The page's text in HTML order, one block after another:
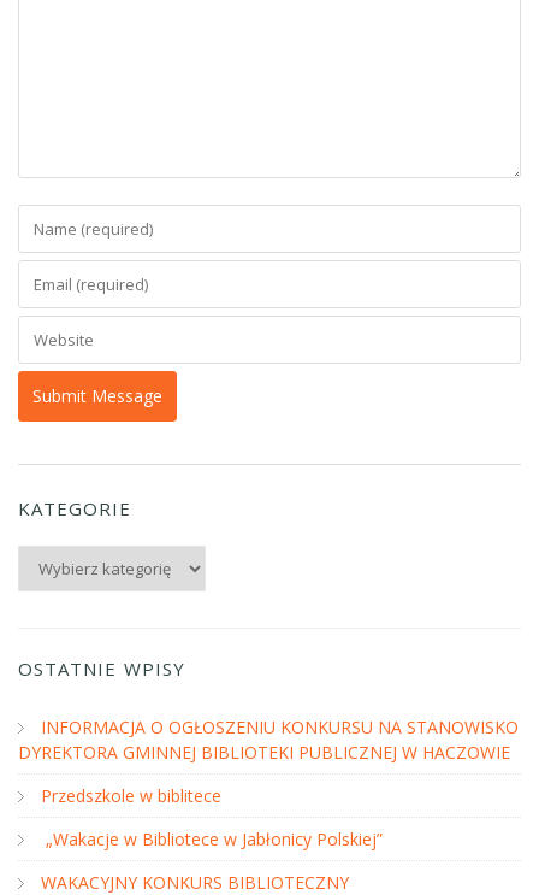
KATEGORIE
OSTATNIE WPISY
INFORMACJA O OGŁOSZENIU KONKURSU NA STANOWISKO
DYREKTORA GMINNEJ BIBLIOTEKI PUBLICZNEJ W HACZOWIE
Przedszkole w biblitece
„Wakacje w Bibliotece w Jabłonicy Polskiej”
WAKACYJNY KONKURS BIBLIOTECZNY